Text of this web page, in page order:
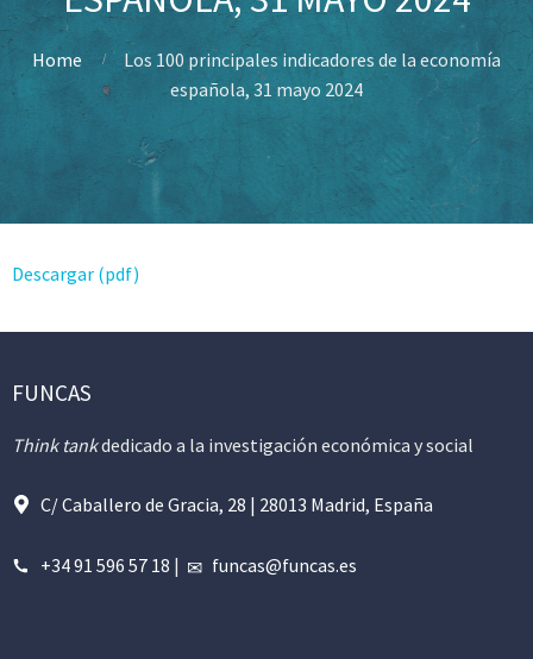
Home
Los 100 principales indicadores de la economía
española, 31 mayo 2024
Descargar (pdf)
FUNCAS
Think tankdedicado a la investigación económica y social
C/ Caballero de Gracia, 28 | 28013 Madrid, España
+34 91 596 57 18 | funcas@funcas.es